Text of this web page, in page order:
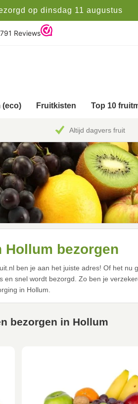
op dinsdag 11 augustus
(eco) Fruitkisten Top 10
Altijd dagvers fruit
Hollum bezorgen
ben je aan het juiste adres! Of het nu
snel wordt bezorgd. Zo ben je
in Hollum.
bezorgen in Hollum